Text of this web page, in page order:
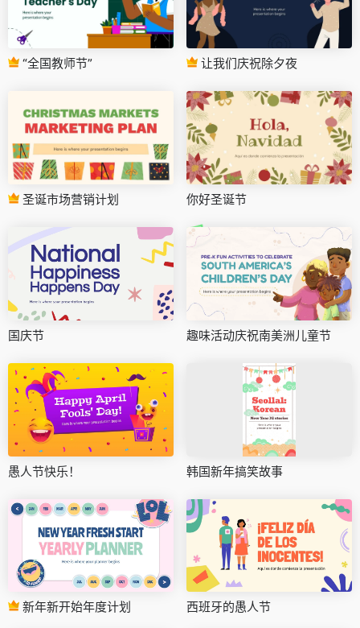
“全国教师节” 让我们庆祝除夕夜
圣诞市场营销计划 你好圣诞节
国庆节 趣味活动庆祝南美洲儿童节
愚人节快乐！ 韩国新年搞笑故事
新年新开始年度计划 西班牙的愚人节